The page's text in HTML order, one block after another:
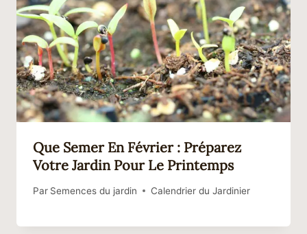
Que Semer En Février : Préparez
Votre Jardin Pour Le Printemps
Par Semences du jardin Calendrier du Jardinier